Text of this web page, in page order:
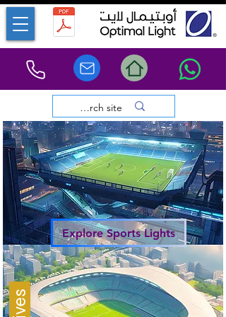
Explore Sports Lights